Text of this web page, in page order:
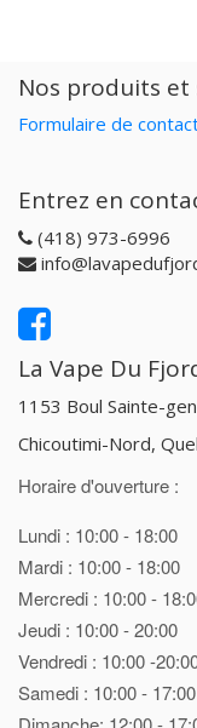
Nos produits et
Formulaire de
Entrez en
(418) 973-6996
La Vape Du
1153 Boul Sainte-
Chicoutimi-Nord,
Horaire d'ouverture :
Lundi : 10:00 - 18:00
Mardi : 10:00 - 18:00
Mercredi : 10:00 -
Jeudi : 10:00 - 20:00
Vendredi : 10:00 -
Samedi : 10:00 - 17:00